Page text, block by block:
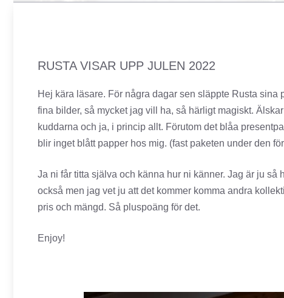
RUSTA VISAR UPP JULEN 2022
Hej kära läsare. För några dagar sen släppte Rusta
fina bilder, så mycket jag vill ha, så härligt magiskt.
kuddarna och ja, i princip allt. Förutom det blåa
blir inget blått papper hos mig. (fast paketen under den
Ja ni får titta själva och känna hur ni känner. Jag är ju
också men jag vet ju att det kommer komma andra
pris och mängd. Så pluspoäng för det.
Enjoy!